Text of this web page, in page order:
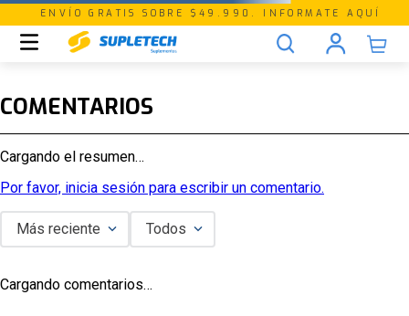
ENVÍO GRATIS SOBRE $49.990. INFORMATE AQUÍ
COMENTARIOS
Cargando el resumen…
Por favor, inicia sesión para escribir un comentario.
Más reciente Todos
Cargando comentarios…